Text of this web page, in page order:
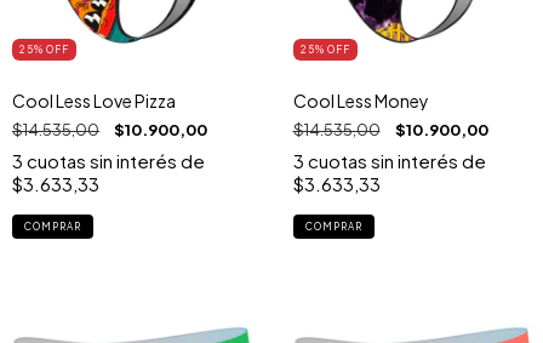
25% OFF
Cool Less Love Pizza
$14.535,00 $10.900,00
3 cuotas sin interés de
$3.633,33
COMPRAR
25% OFF
Cool Less Money
$14.535,00 $10.900,00
3 cuotas sin interés de
$3.633,33
COMPRAR